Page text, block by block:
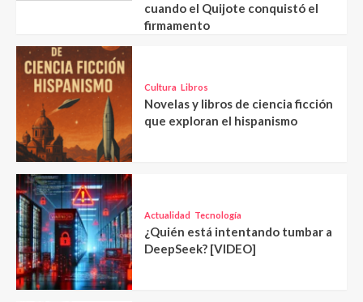
cuando el Quijote conquistó el
firmamento
Cultura Libros
Novelas y libros de ciencia ficción
que exploran el hispanismo
Actualidad Tecnología
¿Quién está intentando tumbar a
DeepSeek? [VIDEO]